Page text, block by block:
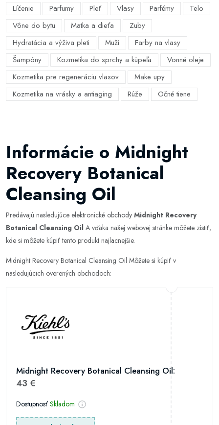
Líčenie Parfumy Pleť Vlasy Parfémy
Telo
Vône do bytu
Matka a dieťa
Zuby
Hydratácia a výživa pleti
Muži
Farby na vlasy
Šampóny
Kozmetika do sprchy a kúpeľa
Vonné oleje
Kozmetika pre regeneráciu vlasov
Make upy
Kozmetika na vrásky a antiaging
Rúže Očné tiene
Informácie o Midnight
Recovery Botanical
Cleansing Oil
Predávajú nasledujúce elektronické obchody Midnight Recovery
Botanical Cleansing Oil A vďaka našej webovej stránke môžete zistiť,
kde si môžete kúpiť tento produkt najlacnejšie.
Midnight Recovery Botanical Cleansing Oil Môžete si kúpiť v
nasledujúcich overených obchodoch:
Midnight Recovery Botanical Cleansing Oil:
43 €
Dostupnosť Skladom